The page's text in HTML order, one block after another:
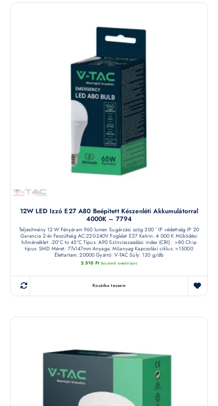
12W LED Izzó E27 A80 Beépített Készenléti Akkumulátorral
4000K – 7794
Teljesítmény 12 W Fényáram 960 lumen Sugárzási szög 200 ° IP védettség IP 20
Garancia 2 év Feszültség AC:220-240V Foglalat E27 Kelvin: 4 000 K Működési
hőmérséklet: -20°C to 45°C Típus: A90 Színvisszaadási index (CRI) : >80 Chip
típus: SMD Méret: 77x147mm Anyaga: Műanyag Kapcsolási ciklus: >15000
Élettartam: 20000 Gyártó: V-TAC Súly: 130 g/db
2 510 Ft (készletről érdeklődjön)
Kosárba teszem